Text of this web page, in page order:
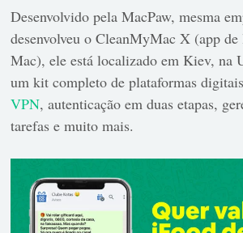
Desenvolvido pela MacPaw, mesma
desenvolveu o CleanMyMac X (app
Mac), ele está localizado em Kiev, na
um kit completo de plataformas
VPN, autenticação em duas etapas,
tarefas e muito mais.